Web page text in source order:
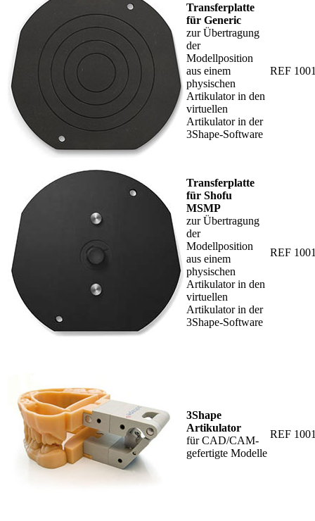
Transferplatte
für Generic
zur Übertragung
der
Modellposition
aus einem
physischen
Artikulator in den
virtuellen
Artikulator in der
3Shape-Software
REF
Transferplatte
für Shofu
MSMP
zur Übertragung
der
Modellposition
aus einem
physischen
Artikulator in den
virtuellen
Artikulator in der
3Shape-Software
REF
3Shape
Artikulator
für CAD/CAM-
gefertigte Modelle
REF